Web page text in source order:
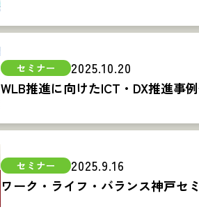
2025.10.20
WLB推進に向けたICT・DX推進事
2025.9.16
ワーク・ライフ・バランス神戸セ